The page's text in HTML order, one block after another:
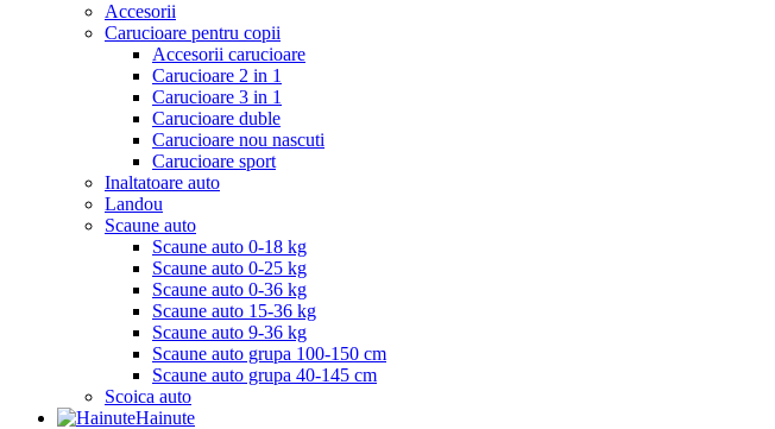
Accesorii
Carucioare pentru copii
Accesorii carucioare
Carucioare 2 in 1
Carucioare 3 in 1
Carucioare duble
Carucioare nou nascuti
Carucioare sport
Inaltatoare auto
Landou
Scaune auto
Scaune auto 0-18 kg
Scaune auto 0-25 kg
Scaune auto 0-36 kg
Scaune auto 15-36 kg
Scaune auto 9-36 kg
Scaune auto grupa 100-150 cm
Scaune auto grupa 40-145 cm
Scoica auto
Hainute